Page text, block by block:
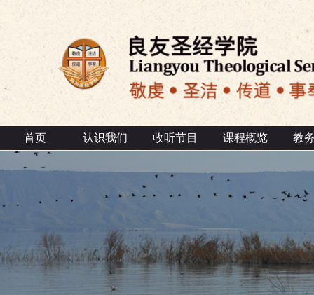
首页 认识我们 收听节目 课程概览 教